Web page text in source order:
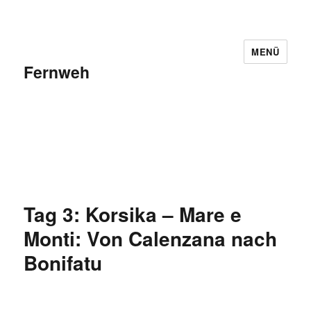
Fernweh
MENÜ
Tag 3: Korsika – Mare e
Monti: Von Calenzana nach
Bonifatu